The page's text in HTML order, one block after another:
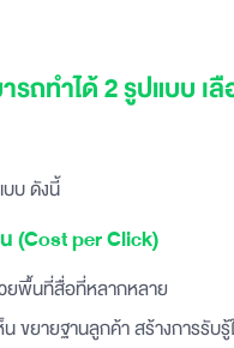
ถทำได้ 2 รูปแบบ เ
บ ดังนี้
(Cost per Click)
ยพื้นที่สื่อที่หลากหลาย
ขยายฐานลูกค้า สร้างการรับรู้